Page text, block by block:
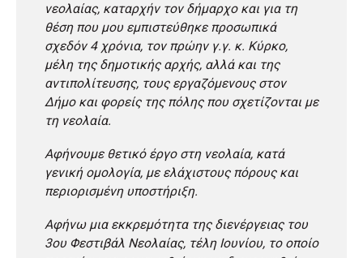
νεολαίας, καταρχήν τον δήμαρχο και για τη
θέση που μου εμπιστεύθηκε προσωπικά
σχεδόν 4 χρόνια, τον πρώην γ.γ. κ. Κύρκο,
μέλη της δημοτικής αρχής, αλλά και της
αντιπολίτευσης, τους εργαζόμενους στον
Δήμο και φορείς της πόλης που σχετίζονται με
τη νεολαία.
Αφήνουμε θετικό έργο στη νεολαία, κατά
γενική ομολογία, με ελάχιστους πόρους και
περιορισμένη υποστήριξη.
Αφήνω μια εκκρεμότητα της διενέργειας του
3ου Φεστιβάλ Νεολαίας, τέλη Ιουνίου, το οποίο